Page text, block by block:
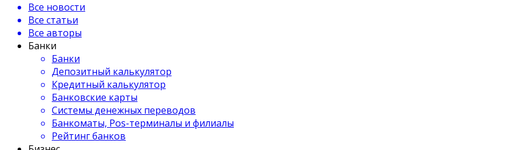
Все новости
Все статьи
Все авторы
Банки
Банки
Депозитный калькулятор
Кредитный калькулятор
Банковские карты
Системы денежных переводов
Банкоматы, Pos-терминалы и филиалы
Рейтинг банков